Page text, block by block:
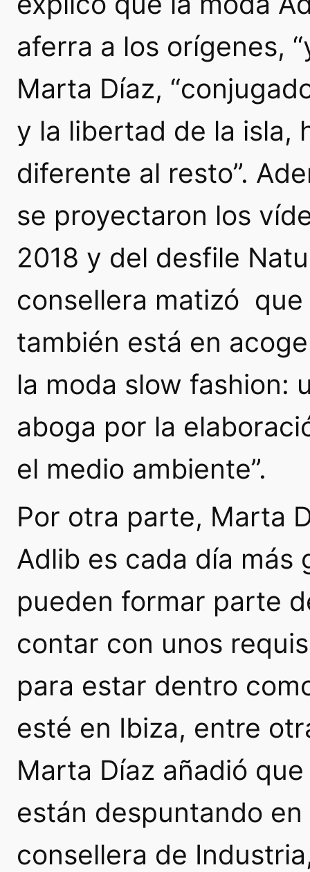
aferra a los orígenes,
Marta Díaz,
y la libertad de la isla,
diferente al resto”.
se proyectaron los
2018 y del desfile
consellera matizó
también está en
la moda slow fashion:
aboga por la
el medio ambiente”.
Por otra parte, Marta
Adlib es cada día más
pueden formar parte
contar con unos
para estar dentro
esté en Ibiza, entre
Marta Díaz añadió
están despuntando en
consellera de